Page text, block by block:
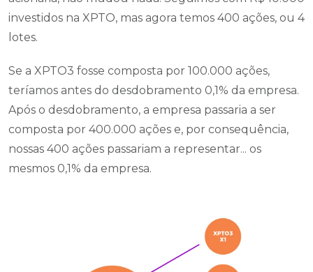
investidos na XPTO, mas agora temos 400 ações, ou 4
lotes.
Se a XPTO3 fosse composta por 100.000 ações,
teríamos antes do desdobramento 0,1% da empresa.
Após o desdobramento, a empresa passaria a ser
composta por 400.000 ações e, por consequência,
nossas 400 ações passariam a representar... os
mesmos 0,1% da empresa.